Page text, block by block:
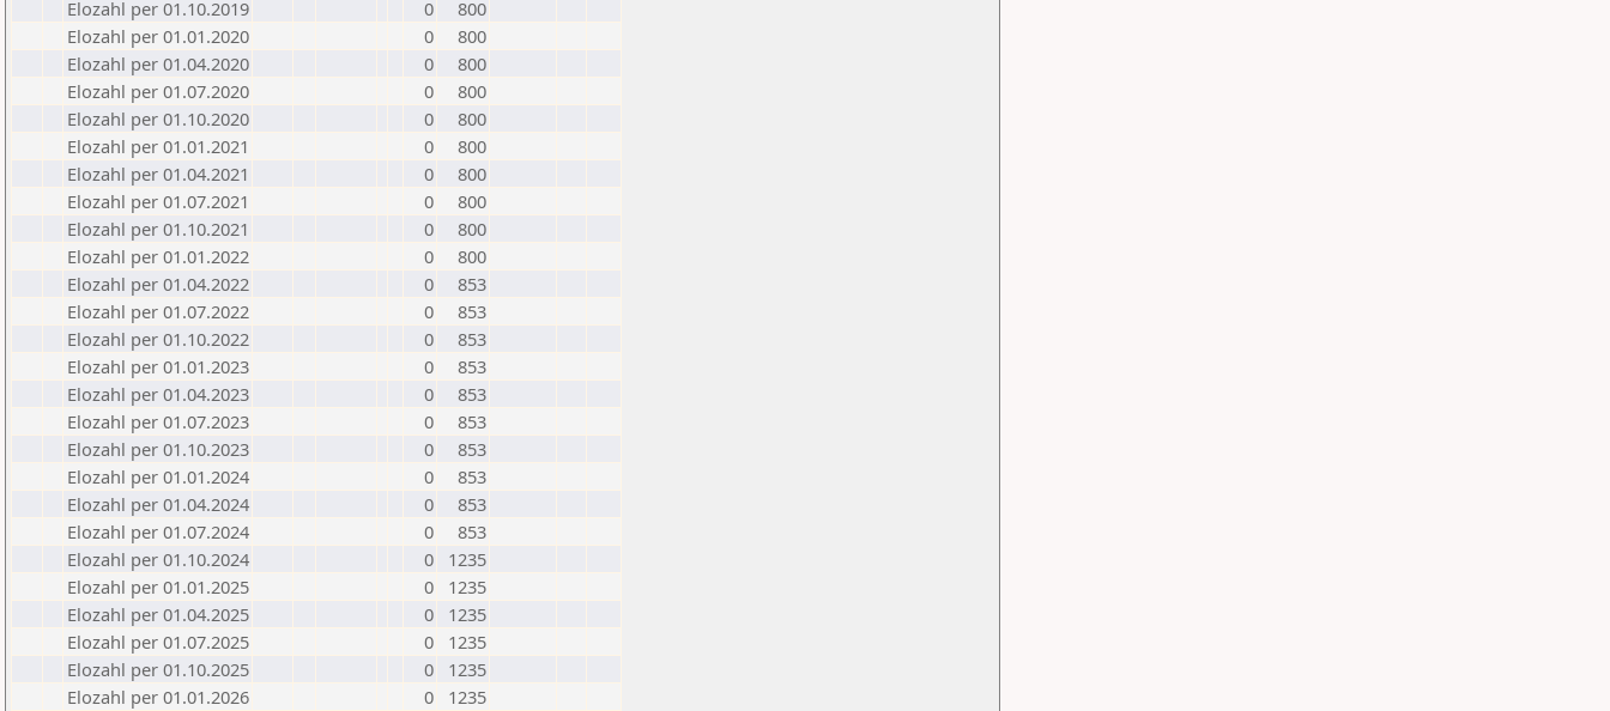
Elozahl per 01.10.2019
0
800
Elozahl per 01.01.2020
0
800
Elozahl per 01.04.2020
0
800
Elozahl per 01.07.2020
0
800
Elozahl per 01.10.2020
0
800
Elozahl per 01.01.2021
0
800
Elozahl per 01.04.2021
0
800
Elozahl per 01.07.2021
0
800
Elozahl per 01.10.2021
0
800
Elozahl per 01.01.2022
0
800
Elozahl per 01.04.2022
0
853
Elozahl per 01.07.2022
0
853
Elozahl per 01.10.2022
0
853
Elozahl per 01.01.2023
0
853
Elozahl per 01.04.2023
0
853
Elozahl per 01.07.2023
0
853
Elozahl per 01.10.2023
0
853
Elozahl per 01.01.2024
0
853
Elozahl per 01.04.2024
0
853
Elozahl per 01.07.2024
0
853
Elozahl per 01.10.2024
0
1235
Elozahl per 01.01.2025
0
1235
Elozahl per 01.04.2025
0
1235
Elozahl per 01.07.2025
0
1235
Elozahl per 01.10.2025
0
1235
Elozahl per 01.01.2026
0 1235